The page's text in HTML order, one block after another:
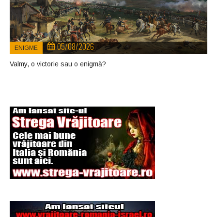
ENIGME 05/08/2026
Valmy, o victorie sau o enigmă?